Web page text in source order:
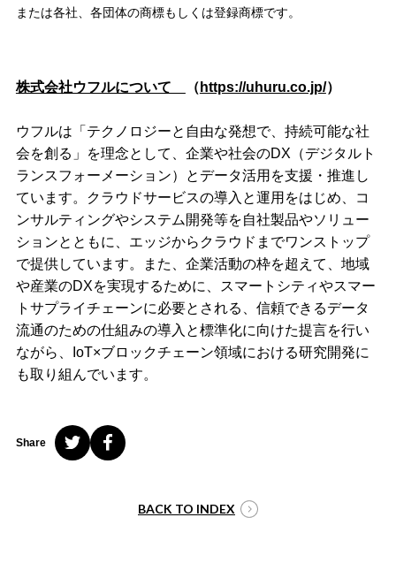
または各社、各団体の商標もしくは登録商標です。
株式会社ウフルについて （ https://uhuru.co.jp/）
ウフルは「テクノロジーと自由な発想で、持続可能な社
会を創る」を理念として、企業や社会のDX（デジタルト
ランスフォーメーション）とデータ活用を支援・推進し
ています。クラウドサービスの導入と運用をはじめ、コ
ンサルティングやシステム開発等を自社製品やソリュー
ションとともに、エッジからクラウドまでワンストップ
で提供しています。また、企業活動の枠を超えて、地域
や産業のDXを実現するために、スマートシティやスマー
トサプライチェーンに必要とされる、信頼できるデータ
流通のための仕組みの導入と標準化に向けた提言を行い
ながら、IoT×ブロックチェーン領域における研究開発に
も取り組んでいます。
Share
BACK TO INDEX